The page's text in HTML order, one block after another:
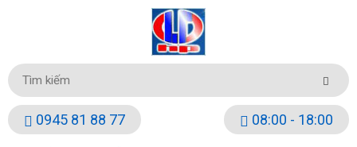
0945 81 88 77 08:00 - 18:00